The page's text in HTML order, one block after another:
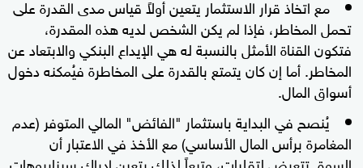
مع اتخاذ قرار الاستثمار يتعين أولاً قياس مدى القدرة على
تحمل المخاطر، فإذا لم يكن الشخص لديه هذه المقدرة،
فتكون القناة الأمثل بالنسبة له هي الإيداع البنكي والابتعاد عن
المخاطر. أما إن كان يتمتع بالقدرة على المخاطرة فيُمكنه دخول
أسواق المال.
يُنصح في البداية باستثمار "الفائض" المالي المتوفر (عدم
المغامرة برأس المال الأساسي) مع الأخذ في الاعتبار أن
السوق تتعرض لتقلبات، وتبعاً لذلك يتعين إدراك سيناريوهات